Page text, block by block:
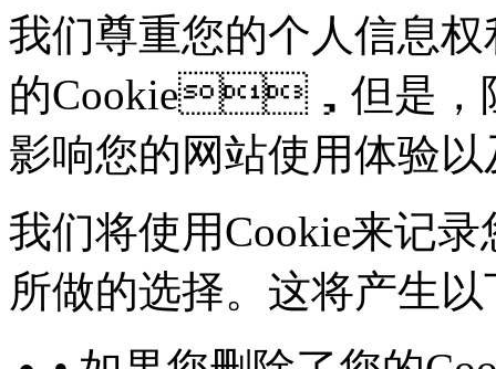
我们尊重您的个人信息权
的Cookie，但是
影响您的网站使用体验
我们将使用Cookie来记
所做的选择。这将产生以